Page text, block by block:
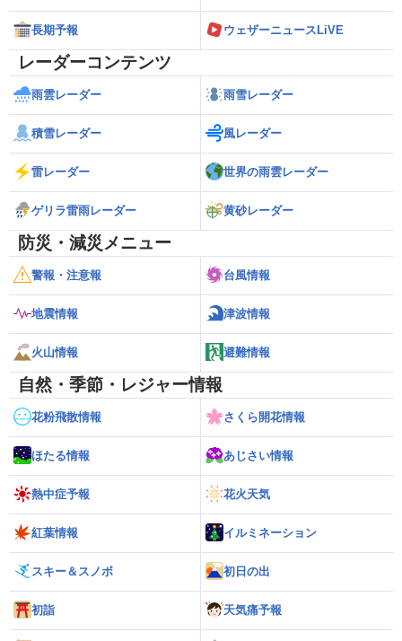
長期予報 ウェザーニュースLiVE
レーダーコンテンツ
雨雲レーダー 雨雪レーダー
積雪レーダー 風レーダー
雷レーダー 世界の雨雲レーダー
ゲリラ雷雨レーダー 黄砂レーダー
防災・減災メニュー
警報・注意報 台風情報
地震情報 津波情報
火山情報 避難情報
自然・季節・レジャー情報
花粉飛散情報 さくら開花情報
ほたる情報 あじさい情報
熱中症予報 花火天気
紅葉情報 イルミネーション
スキー＆スノボ 初日の出
初詣 天気痛予報